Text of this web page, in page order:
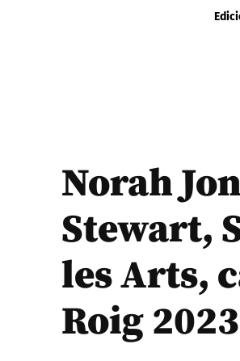
Norah
Stewart,
les Arts,
Roig 2023